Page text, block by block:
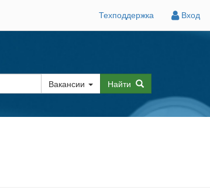
Техподдержка Вход
Вакансии Найти